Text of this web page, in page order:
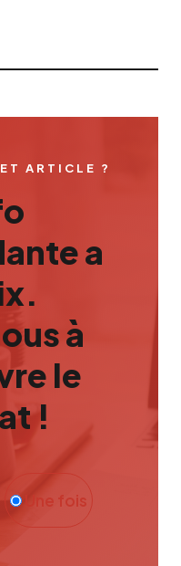
ARTICLE ?
a
à
le
!
Une fois